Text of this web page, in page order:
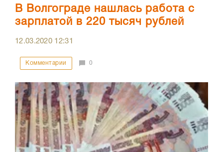
В Волгограде нашлась работа с
зарплатой в 220 тысяч рублей
12.03.2020 12:31
Комментарии 0